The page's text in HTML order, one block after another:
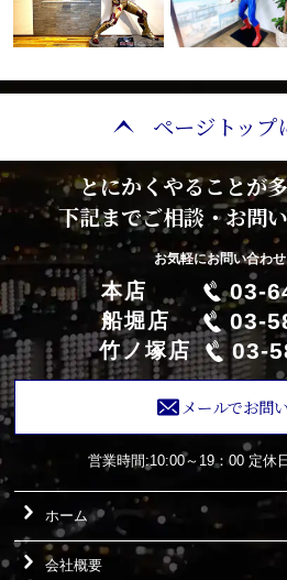
ページトップ
とにかくやることが
下記までご相談・お問
お気軽にお問い合わ
本店 03-
船堀店 03-
竹ノ塚店 03-
メールでお問
営業時間:10:00～19：00 定休
ホーム
会社概要